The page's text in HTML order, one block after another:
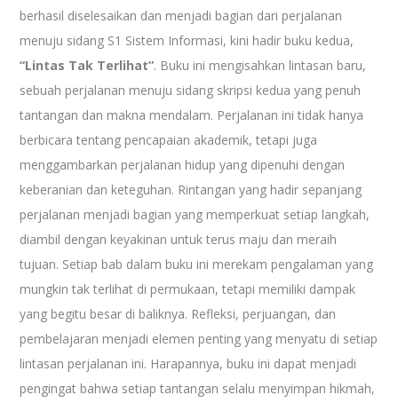
berhasil diselesaikan dan menjadi bagian dari perjalanan
menuju sidang S1 Sistem Informasi, kini hadir buku kedua,
“Lintas Tak Terlihat”. Buku ini mengisahkan lintasan baru,
sebuah perjalanan menuju sidang skripsi kedua yang penuh
tantangan dan makna mendalam. Perjalanan ini tidak hanya
berbicara tentang pencapaian akademik, tetapi juga
menggambarkan perjalanan hidup yang dipenuhi dengan
keberanian dan keteguhan. Rintangan yang hadir sepanjang
perjalanan menjadi bagian yang memperkuat setiap langkah,
diambil dengan keyakinan untuk terus maju dan meraih
tujuan. Setiap bab dalam buku ini merekam pengalaman yang
mungkin tak terlihat di permukaan, tetapi memiliki dampak
yang begitu besar di baliknya. Refleksi, perjuangan, dan
pembelajaran menjadi elemen penting yang menyatu di setiap
lintasan perjalanan ini. Harapannya, buku ini dapat menjadi
pengingat bahwa setiap tantangan selalu menyimpan hikmah,